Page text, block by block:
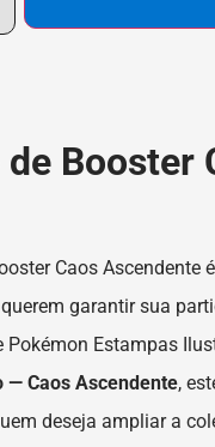
Booster
Caos
garantir sua
Pokémon Estampas
— Caos Ascendente,
deseja ampliar a